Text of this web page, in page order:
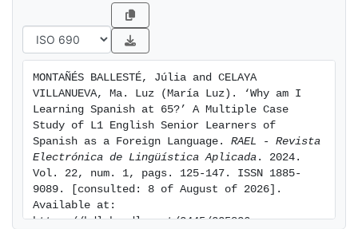
MONTAÑÉS BALLESTÉ, Júlia and CELAYA
VILLANUEVA, Ma. Luz (María Luz). ‘Why am I
Learning Spanish at 65?’ A Multiple Case
Study of L1 English Senior Learners of
Spanish as a Foreign Language. RAEL - Revista
Electrónica de Lingüística Aplicada . 2024.
Vol. 22, num. 1, pags. 125-147. ISSN 1885-
9089. [consulted: 8 of August of 2026].
Available at:
https://hdl.handle.net/2445/225836